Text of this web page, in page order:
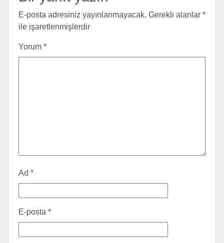
E-posta adresiniz yayınlanmayacak. Gerekli alanlar *
ile işaretlenmişlerdir
Yorum *
Ad *
E-posta *